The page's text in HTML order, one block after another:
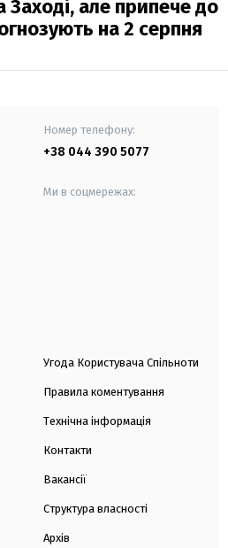
але припече до
на 2 серпня
Номер телефону:
+38 044 390 5077
Ми в соцмережах:
Угода Користувача Спільноти
Правила коментування
Технічна інформація
Контакти
Вакансії
Структура власності
Архів